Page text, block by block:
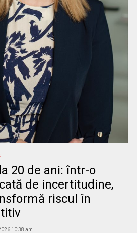
20 de ani: într-o
de incertitudine,
riscul în
10:38 am